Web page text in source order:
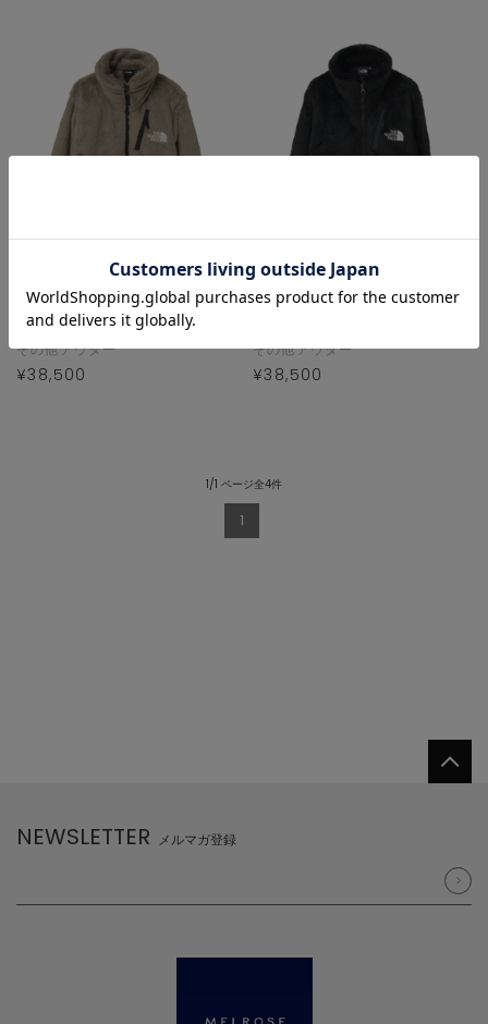
martinique
その他アウター
¥38,500
その他アウター
¥38,500
1/1 ページ全4件
1
NEWSLETTER メルマガ登録